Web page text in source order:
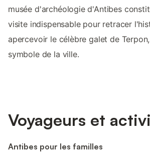
musée d'archéologie d'Antibes
visite indispensable pour retracer
apercevoir le célèbre galet de
symbole de la ville.
Voyageurs et
Antibes pour les familles